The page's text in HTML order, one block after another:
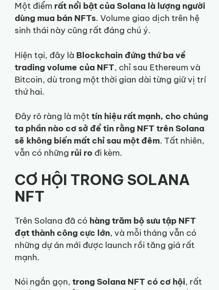
Một điểm rất nổi bật của Solana là lượng người
dùng mua bán NFTs. Volume giao dịch trên hệ
sinh thái này cũng rất đáng chú ý.
Hiện tại, đây là Blockchain đứng thứ ba về
trading volume của NFT, chỉ sau Ethereum và
Bitcoin, dù trong một thời gian dài từng giữ vị trí
thứ hai.
Đây rõ ràng là mộttín hiệu rất mạnh, cho chúng
ta phần nào cơ sở để tin rằng NFT trên Solana
sẽ không biến mất chỉ sau một đêm. Tất nhiên,
vẫn có những rủi ro đi kèm.
CƠ HỘI TRONG SOLANA
NFT
Trên Solana đã có hàng trăm bộ sưu tập NFT
đạt thành công cực lớn, và mỗi tháng vẫn có
những dự án mới được launch rồi tăng giá rất
mạnh.
Nói ngắn gọn, trong Solana NFT có cơ hội, rất